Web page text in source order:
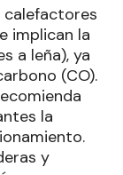
implican la
a leña), ya
(CO).
la
y